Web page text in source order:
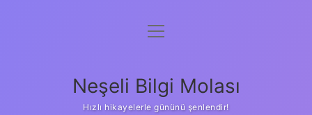
Anasayfa
Yasal Uyarı
menüyü
Neşeli Bilgi Molası
Hızlı hikayelerle gününü şenlendir!